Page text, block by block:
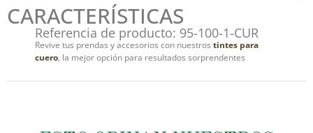
CARACTERÍSTICAS
Referencia de producto: 95-100-1-CUR
Revive tus prendas y accesorios con nuestros tintes para
cuero, la mejor opción para resultados sorprendentes